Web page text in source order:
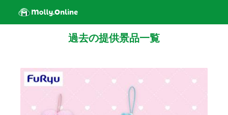
過去の提供景品一覧